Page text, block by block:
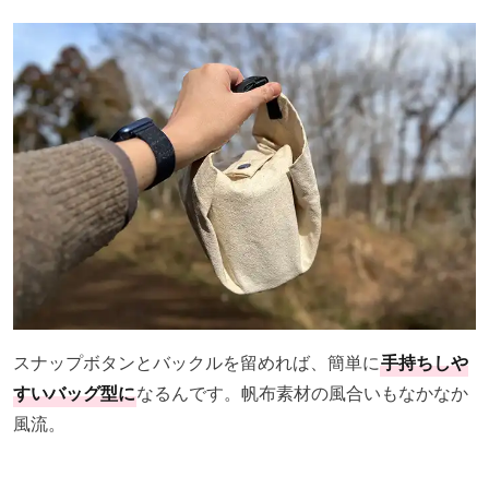
スナップボタンとバックルを留めれば、簡単に手持ちしや
すいバッグ型になるんです。帆布素材の風合いもなかなか
風流。